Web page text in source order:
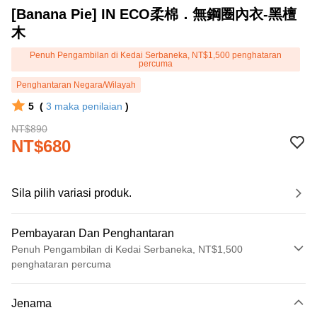
[Banana Pie] IN ECO柔棉．無鋼圈內衣-黑檀
木
Penuh Pengambilan di Kedai Serbaneka, NT$1,500 penghataran
percuma
Penghantaran Negara/Wilayah
5 ( 3 maka penilaian )
NT$890
NT$680
Sila pilih variasi produk.
Pembayaran Dan Penghantaran
Penuh Pengambilan di Kedai Serbaneka, NT$1,500
penghataran percuma
Kad Kredit (Bayaran Penuh)
Jenama